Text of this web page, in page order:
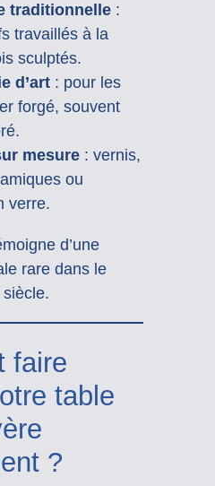
traditionnelle:
travaillés à la
sculptés.
d’art: pour les
forgé, souvent
mesure: vernis,
ou
verre.
d’une
rare dans le
faire
table
?